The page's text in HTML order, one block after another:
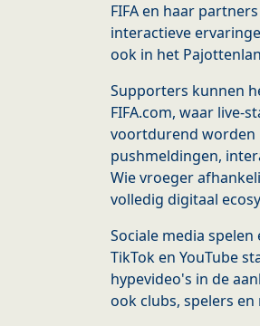
FIFA en haar
interactieve
ook in het
Supporters kunnen
FIFA.com, waar live-
voortdurend worden
pushmeldingen,
Wie vroeger
volledig digitaal
Sociale media
TikTok en YouTube
hypevideo's in de
ook clubs, spelers